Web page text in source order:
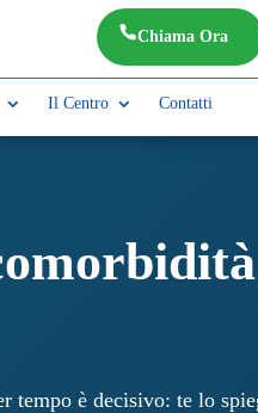
Chiama Ora
Il Centro Contatti
tempo è decisivo: te lo